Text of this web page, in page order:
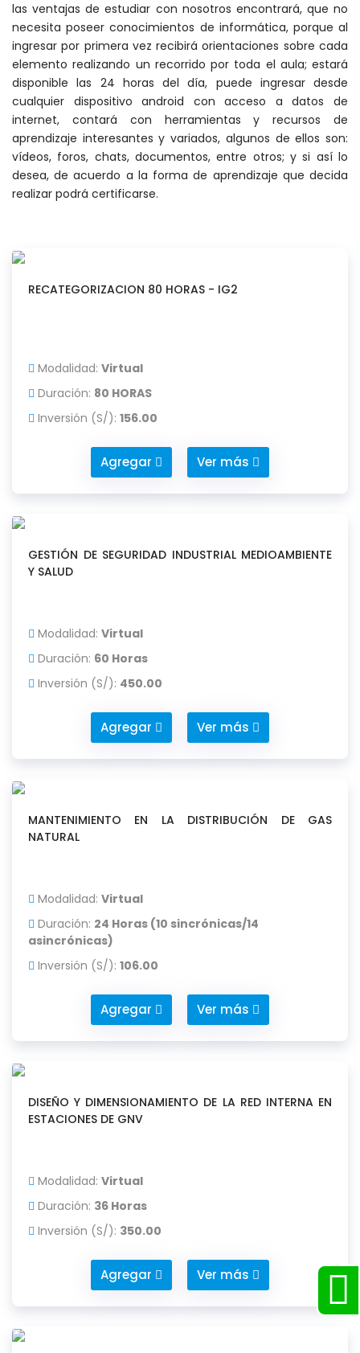
las ventajas de estudiar con nosotros encontrará, que no
necesita poseer conocimientos de informática, porque al
ingresar por primera vez recibirá orientaciones sobre cada
elemento realizando un recorrido por toda el aula; estará
disponible las 24 horas del día, puede ingresar desde
cualquier dispositivo android con acceso a datos de
internet, contará con herramientas y recursos de
aprendizaje interesantes y variados, algunos de ellos son:
vídeos, foros, chats, documentos, entre otros; y si así lo
desea, de acuerdo a la forma de aprendizaje que decida
realizar podrá certificarse.
RECATEGORIZACION 80 HORAS - IG2
Modalidad: Virtual
Duración: 80 HORAS
Inversión (S/): 156.00
Agregar Ver más
GESTIÓN DE SEGURIDAD INDUSTRIAL MEDIOAMBIENTE
Y SALUD
Modalidad: Virtual
Duración: 60 Horas
Inversión (S/): 450.00
Agregar Ver más
MANTENIMIENTO EN LA DISTRIBUCIÓN DE GAS
NATURAL
Modalidad: Virtual
Duración: 24 Horas (10 sincrónicas/14
asincrónicas)
Inversión (S/): 106.00
Agregar Ver más
DISEÑO Y DIMENSIONAMIENTO DE LA RED INTERNA EN
ESTACIONES DE GNV
Modalidad: Virtual
Duración: 36 Horas
Inversión (S/): 350.00
Agregar Ver más